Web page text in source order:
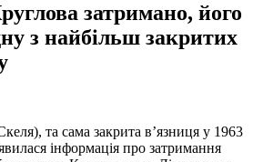
затримано, його
з найбільш закритих
та сама закрита в’язниця у 1963
інформація про затримання